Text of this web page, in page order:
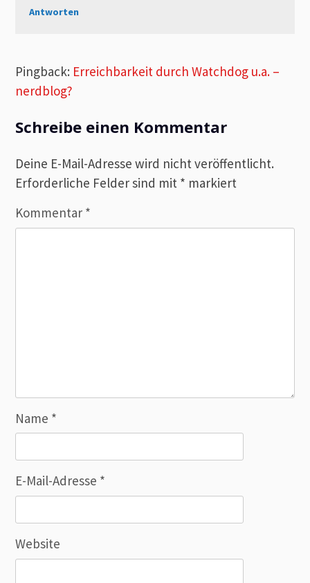
Antworten
Pingback: Erreichbarkeit durch Watchdog u.a. –
nerdblog?
Schreibe einen Kommentar
Deine E-Mail-Adresse wird nicht veröffentlicht.
Erforderliche Felder sind mit * markiert
Kommentar *
Name *
E-Mail-Adresse *
Website